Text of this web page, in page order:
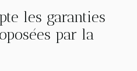
les garanties
par la